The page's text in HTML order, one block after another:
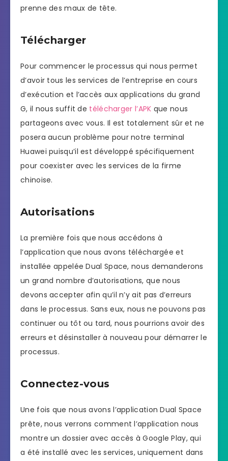
prenne des maux de tête.
Télécharger
Pour commencer le processus qui nous permet
d’avoir tous les services de l’entreprise en cours
d’exécution et l’accès aux applications du grand
G, il nous suffit de télécharger l’APK que nous
partageons avec vous. Il est totalement sûr et ne
posera aucun problème pour notre terminal
Huawei puisqu’il est développé spécifiquement
pour coexister avec les services de la firme
chinoise.
Autorisations
La première fois que nous accédons à
l’application que nous avons téléchargée et
installée appelée Dual Space, nous demanderons
un grand nombre d’autorisations, que nous
devons accepter afin qu’il n’y ait pas d’erreurs
dans le processus. Sans eux, nous ne pouvons pas
continuer ou tôt ou tard, nous pourrions avoir des
erreurs et désinstaller à nouveau pour démarrer le
processus.
Connectez-vous
Une fois que nous avons l’application Dual Space
prête, nous verrons comment l’application nous
montre un dossier avec accès à Google Play, qui
a été installé avec les services, uniquement dans